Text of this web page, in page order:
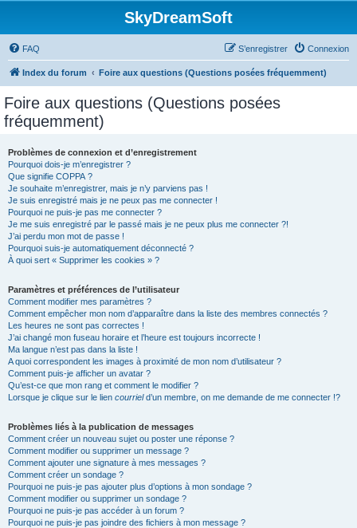
SkyDreamSoft
FAQ Connexion
S’enregistrer
Index du forum Foire aux questions (Questions posées fréquemment)
Foire aux questions (Questions posées
fréquemment)
Problèmes de connexion et d’enregistrement
Pourquoi dois-je m’enregistrer ?
Que signifie COPPA ?
Je souhaite m’enregistrer, mais je n’y parviens pas !
Je suis enregistré mais je ne peux pas me connecter !
Pourquoi ne puis-je pas me connecter ?
Je me suis enregistré par le passé mais je ne peux plus me connecter ?!
J’ai perdu mon mot de passe !
Pourquoi suis-je automatiquement déconnecté ?
À quoi sert « Supprimer les cookies » ?
Paramètres et préférences de l’utilisateur
Comment modifier mes paramètres ?
Comment empêcher mon nom d’apparaître dans la liste des membres connectés ?
Les heures ne sont pas correctes !
J’ai changé mon fuseau horaire et l’heure est toujours incorrecte !
Ma langue n’est pas dans la liste !
A quoi correspondent les images à proximité de mon nom d’utilisateur ?
Comment puis-je afficher un avatar ?
Qu’est-ce que mon rang et comment le modifier ?
Lorsque je clique sur le lien courrield’un membre, on me demande de me connecter !?
Problèmes liés à la publication de messages
Comment créer un nouveau sujet ou poster une réponse ?
Comment modifier ou supprimer un message ?
Comment ajouter une signature à mes messages ?
Comment créer un sondage ?
Pourquoi ne puis-je pas ajouter plus d’options à mon sondage ?
Comment modifier ou supprimer un sondage ?
Pourquoi ne puis-je pas accéder à un forum ?
Pourquoi ne puis-je pas joindre des fichiers à mon message ?